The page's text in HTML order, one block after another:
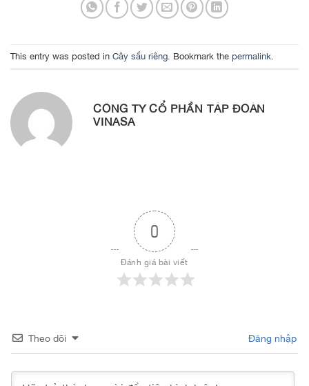
This entry was posted in Cây sầu riêng . Bookmark the permalink
CÔNG TY CỔ PHẦN TẬP ĐOÀN
VINASA
0
Đánh giá bài viết
Theo dõi Đăng nhập